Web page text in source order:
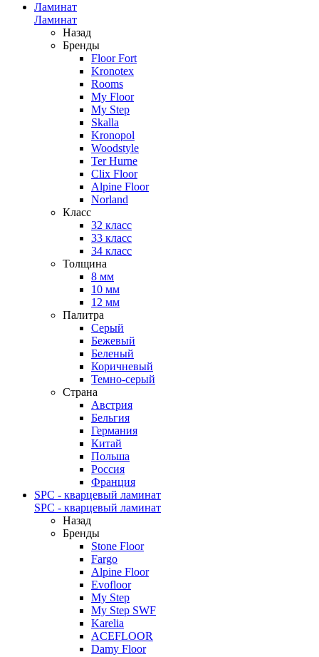
Ламинат
Ламинат
Назад
Бренды
Floor Fort
Kronotex
Rooms
My Floor
My Step
Skalla
Kronopol
Woodstyle
Ter Hurne
Clix Floor
Alpine Floor
Norland
Класс
32 класс
33 класс
34 класс
Толщина
8 мм
10 мм
12 мм
Палитра
Серый
Бежевый
Беленый
Коричневый
Темно-серый
Страна
Австрия
Бельгия
Германия
Китай
Польша
Россия
Франция
SPC - кварцевый ламинат
SPC - кварцевый ламинат
Назад
Бренды
Stone Floor
Fargo
Alpine Floor
Evofloor
My Step
My Step SWF
Karelia
ACEFLOOR
Damy Floor